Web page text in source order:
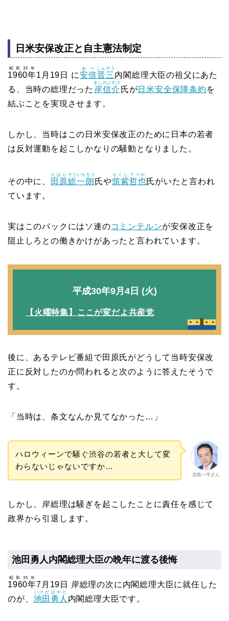
日米安保改正と自主憲法制定
1960年
昭和35年
1月19日 に安倍
あべ
晋三
しんぞう
内閣総理大臣の祖父にあた
る、当時の総理だった 岸
きし
信介
のぶすけ
氏が日米安全保障条約 を
結ぶことを実現させます。
しかし、当時はこの日米安保改正のために日本の若者
は反対運動を起こしかなりの騒動となりました。
その中に、 田原
たはら
総一朗
そういちろう
氏や筑紫
ちくし
哲也
てつや
氏がいたと言われ
ています。
実はこのバックにはソ連のコミンテルンが安保改正を
阻止しろとの働きかけがあったと言われています。
平成30年9月4日 (火)
【火曜特集】ここが変だよ共産党
後に、あるテレビ番組で田原氏がどうして当時安保改
正に反対したのか問われると次のように答えたそうで
す。
「当時は、条文なんか見てなかった…」
居島一平さん
ハロウィーンで騒ぐ渋谷の若者と大して変
わらないじゃないですか…
しかし、岸総理は騒ぎを起こしたことに責任を感じて
政界から引退します。
池田勇人内閣総理大臣の晩年に渡る後悔
1960年
昭和35年
7月19日 岸総理の次に内閣総理大臣に就任した
のが、 池田
いけだ
勇人
はやと
内閣総理大臣です。